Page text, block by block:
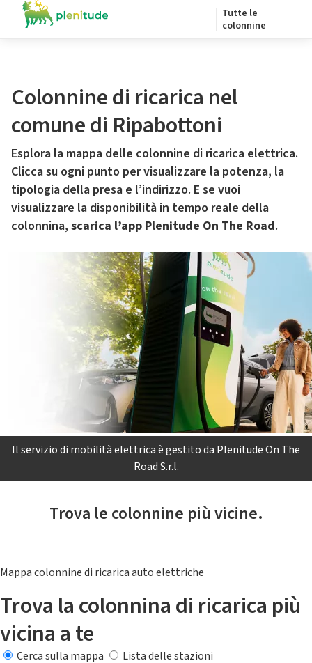
Tutte le
colonnine
Colonnine di ricarica nel
comune di Ripabottoni
Esplora la mappa delle colonnine di ricarica elettrica.
Clicca su ogni punto per visualizzare la potenza, la
tipologia della presa e l’indirizzo. E se vuoi
visualizzare la disponibilità in tempo reale della
colonnina, scarica l’app Plenitude On The Road.
Il servizio di mobilità elettrica è gestito da Plenitude On The
Road S.r.l.
Trova le colonnine più vicine.
Mappa colonnine di ricarica auto elettriche
Trova la colonnina di ricarica più
vicina a te
Cerca sulla mappa
Lista delle stazioni